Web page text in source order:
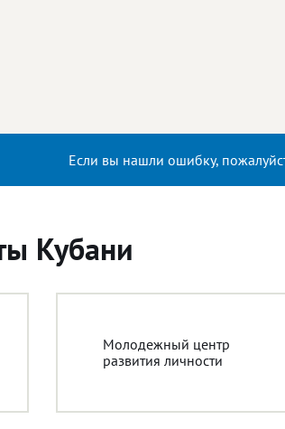
Если вы нашли ошибку,
Кубани
Молодежный центр
развития личности